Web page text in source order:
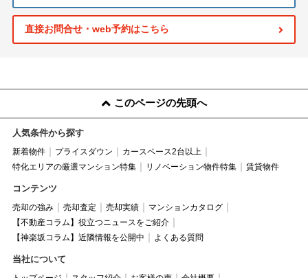
直接お問合せ・web予約はこちら
このページの先頭へ
人気条件から探す
新着物件 プライスダウン
カースペース2台以上
特化エリアの厳選マンション特集
リノベーション物件特集 賃貸物件
コンテンツ
売却の強み 売却査定 売却実績
マンションカタログ
【不動産コラム】役立つニュースをご紹介
【神楽坂コラム】近隣情報を公開中
よくある質問
当社について